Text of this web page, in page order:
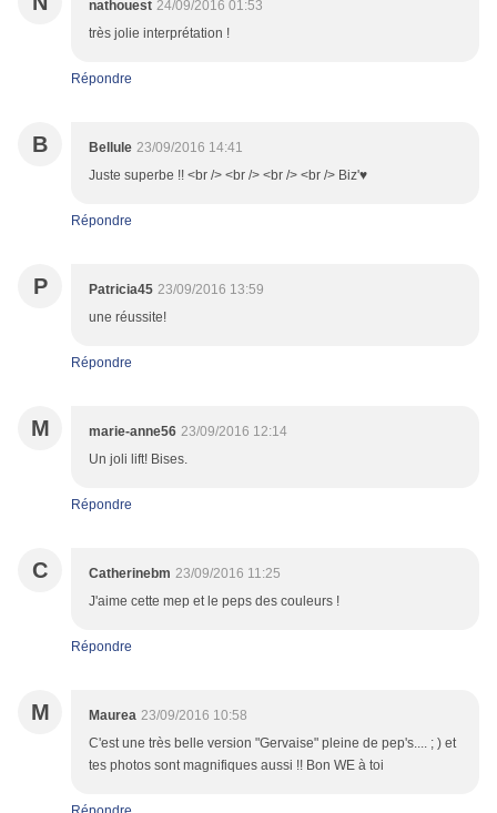
nathouest 24/09/2016 01:53
très jolie interprétation !
Répondre
B Bellule 23/09/2016 14:41
Juste superbe !! <br /> <br /> <br /> <br /> Biz'♥
Répondre
P Patricia45 23/09/2016 13:59
une réussite!
Répondre
M marie-anne56 23/09/2016 12:14
Un joli lift! Bises.
Répondre
C Catherinebm 23/09/2016 11:25
J'aime cette mep et le peps des couleurs !
Répondre
M Maurea 23/09/2016 10:58
C'est une très belle version "Gervaise" pleine de pep's.... ; ) et
tes photos sont magnifiques aussi !! Bon WE à toi